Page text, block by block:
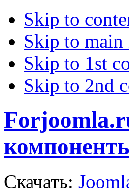
Skip to
Skip to main
Skip to 1st
Skip to 2nd
Скачать: